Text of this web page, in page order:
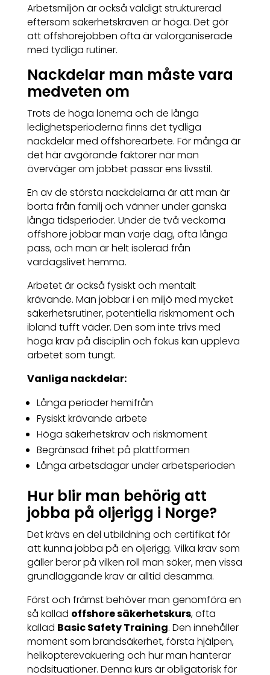
Arbetsmiljön är också väldigt strukturerad
eftersom säkerhetskraven är höga. Det gör
att offshorejobben ofta är välorganiserade
med tydliga rutiner.
Nackdelar man måste vara
medveten om
Trots de höga lönerna och de långa
ledighetsperioderna finns det tydliga
nackdelar med offshorearbete. För många är
det här avgörande faktorer när man
överväger om jobbet passar ens livsstil.
En av de största nackdelarna är att man är
borta från familj och vänner under ganska
långa tidsperioder. Under de två veckorna
offshore jobbar man varje dag, ofta långa
pass, och man är helt isolerad från
vardagslivet hemma.
Arbetet är också fysiskt och mentalt
krävande. Man jobbar i en miljö med mycket
säkerhetsrutiner, potentiella riskmoment och
ibland tufft väder. Den som inte trivs med
höga krav på disciplin och fokus kan uppleva
arbetet som tungt.
Vanliga nackdelar:
Långa perioder hemifrån
Fysiskt krävande arbete
Höga säkerhetskrav och riskmoment
Begränsad frihet på plattformen
Långa arbetsdagar under arbetsperioden
Hur blir man behörig att
jobba på oljerigg i Norge?
Det krävs en del utbildning och certifikat för
att kunna jobba på en oljerigg. Vilka krav som
gäller beror på vilken roll man söker, men vissa
grundläggande krav är alltid desamma.
Först och främst behöver man genomföra en
så kallad offshore säkerhetskurs, ofta
kallad Basic Safety Training. Den innehåller
moment som brandsäkerhet, första hjälpen,
helikopterevakuering och hur man hanterar
nödsituationer. Denna kurs är obligatorisk för